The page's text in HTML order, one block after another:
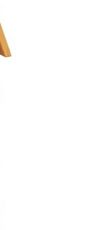
банков път
дърво с